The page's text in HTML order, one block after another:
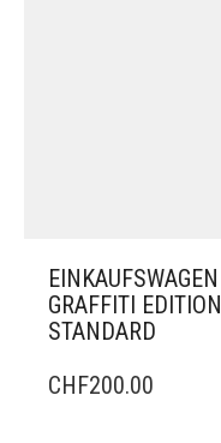
EINKAUFSWAGEN
GRAFFITI EDITION
STANDARD
CHF200.00